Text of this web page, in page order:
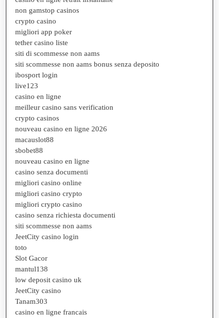
non gamstop casinos
crypto casino
migliori app poker
tether casino liste
siti di scommesse non aams
siti scommesse non aams bonus senza deposito
ibosport login
live123
casino en ligne
meilleur casino sans verification
crypto casinos
nouveau casino en ligne 2026
macauslot88
sbobet88
nouveau casino en ligne
casino senza documenti
migliori casino online
migliori casino crypto
migliori crypto casino
casino senza richiesta documenti
siti scommesse non aams
JeetCity casino login
toto
Slot Gacor
mantul138
low deposit casino uk
JeetCity casino
Tanam303
casino en ligne francais